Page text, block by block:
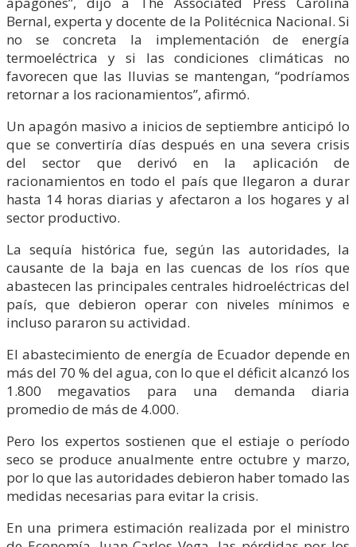
Bernal, experta y docente de la Politécnica Nacional. Si
no se concreta la implementación de energía
termoeléctrica y si las condiciones climáticas no
favorecen que las lluvias se mantengan, “podríamos
retornar a los racionamientos”, afirmó.
Un apagón masivo a inicios de septiembre anticipó lo
que se convertiría días después en una severa crisis
del sector que derivó en la aplicación de
racionamientos en todo el país que llegaron a durar
hasta 14 horas diarias y afectaron a los hogares y al
sector productivo.
La sequía histórica fue, según las autoridades, la
causante de la baja en las cuencas de los ríos que
abastecen las principales centrales hidroeléctricas del
país, que debieron operar con niveles mínimos e
incluso pararon su actividad.
El abastecimiento de energía de Ecuador depende en
más del 70 % del agua, con lo que el déficit alcanzó los
1.800 megavatios para una demanda diaria
promedio de más de 4.000.
Pero los expertos sostienen que el estiaje o período
seco se produce anualmente entre octubre y marzo,
por lo que las autoridades debieron haber tomado las
medidas necesarias para evitar la crisis.
En una primera estimación realizada por el ministro